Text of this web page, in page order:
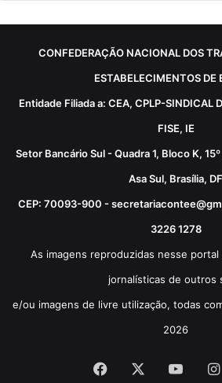
CONFEDERAÇÃO NACIONAL DOS
ESTABELECIMENTOS DE
Entidade Filiada a: CEA, CPLP-SINDICAL
FISE, IE
Setor Bancário Sul - Quadra 1, Bloco K,
Asa Sul, Brasília, DF
CEP: 70093-900 -
3226 1278
As imagens reproduzidas nesse
jornalísticas de outros
e/ou imagens de livre utilização, todas
2026
Facebook